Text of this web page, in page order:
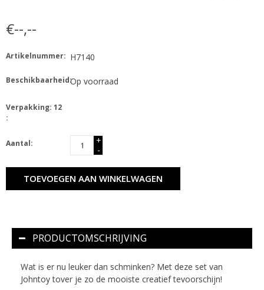
€--,--
Artikelnummer: H7140
Beschikbaarheid:Op voorraad
Verpakking: 12
:
Aantal:
+
-
TOEVOEGEN AAN WINKELWAGEN
PRODUCTOMSCHRIJVING
Wat is er nu leuker dan schminken? Met deze set van
Johntoy tover je zo de mooiste creatief tevoorschijn!